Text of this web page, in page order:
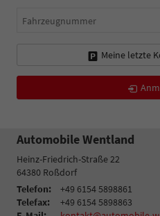
Fahrzeugnummer
Meine letzte
Automobile Wentland
Heinz-Friedrich-Straße 22
64380 Roßdorf
Telefon:
+49 6154 5898861
Telefax:
+49 6154 5898863